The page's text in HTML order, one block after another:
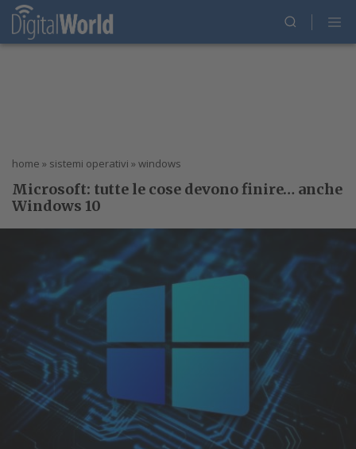
home » sistemi operativi » windows
Microsoft: tutte le cose devono finire… anche
Windows 10